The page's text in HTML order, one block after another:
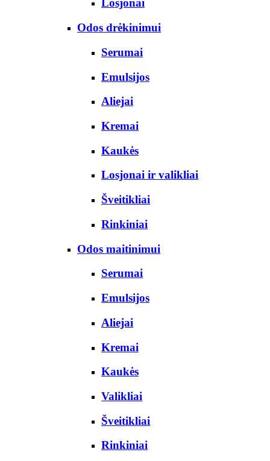
Losjonai
Odos drėkinimui
Serumai
Emulsijos
Aliejai
Kremai
Kaukės
Losjonai ir valikliai
Šveitikliai
Rinkiniai
Odos maitinimui
Serumai
Emulsijos
Aliejai
Kremai
Kaukės
Valikliai
Šveitikliai
Rinkiniai